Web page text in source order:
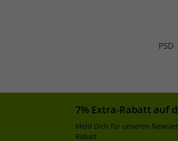
PSD
7% Extra-Rabatt auf
Meld Dich für unseren
Rabatt.